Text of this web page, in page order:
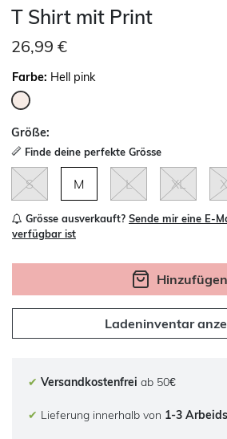
T Shirt mit Print
26,99 €
Farbe: Hell pink
Größe:
Finde deine perfekte Grösse
S M L XL
Grösse ausverkauft? Sende mir eine E-
verfügbar ist
Hinzufügen
Ladeninventar
✔ Versandkostenfrei ab 50€
✔ Lieferung innerhalb von 1-3